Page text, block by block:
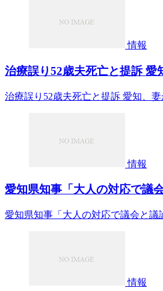
情報
治療誤り52歳夫死亡と提訴 愛
治療誤り52歳夫死亡と提訴 愛知、
情報
愛知県知事「大人の対応で議
愛知県知事「大人の対応で議会と
情報